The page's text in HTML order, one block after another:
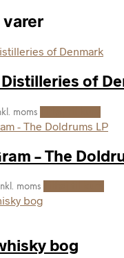
varer
of
moms
– The
moms
bog